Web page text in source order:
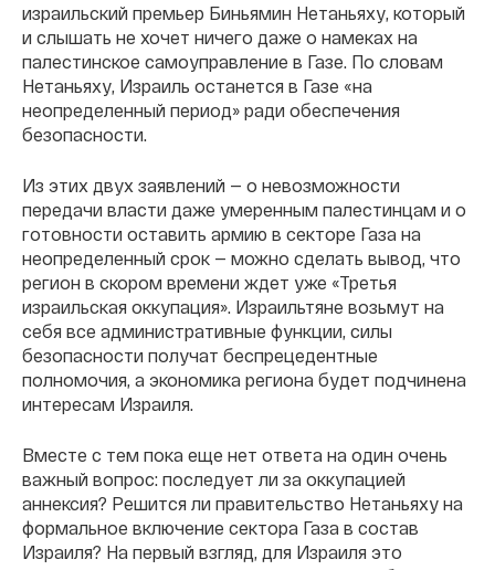
израильский премьер Биньямин Нетаньяху, который
и слышать не хочет ничего даже о намеках на
палестинское самоуправление в Газе. По словам
Нетаньяху, Израиль останется в Газе «на
неопределенный период» ради обеспечения
безопасности.
Из этих двух заявлений — о невозможности
передачи власти даже умеренным палестинцам и о
готовности оставить армию в секторе Газа на
неопределенный срок — можно сделать вывод, что
регион в скором времени ждет уже «Третья
израильская оккупация». Израильтяне возьмут на
себя все административные функции, силы
безопасности получат беспрецедентные
полномочия, а экономика региона будет подчинена
интересам Израиля.
Вместе с тем пока еще нет ответа на один очень
важный вопрос: последует ли за оккупацией
аннексия? Решится ли правительство Нетаньяху на
формальное включение сектора Газа в состав
Израиля? На первый взгляд, для Израиля это